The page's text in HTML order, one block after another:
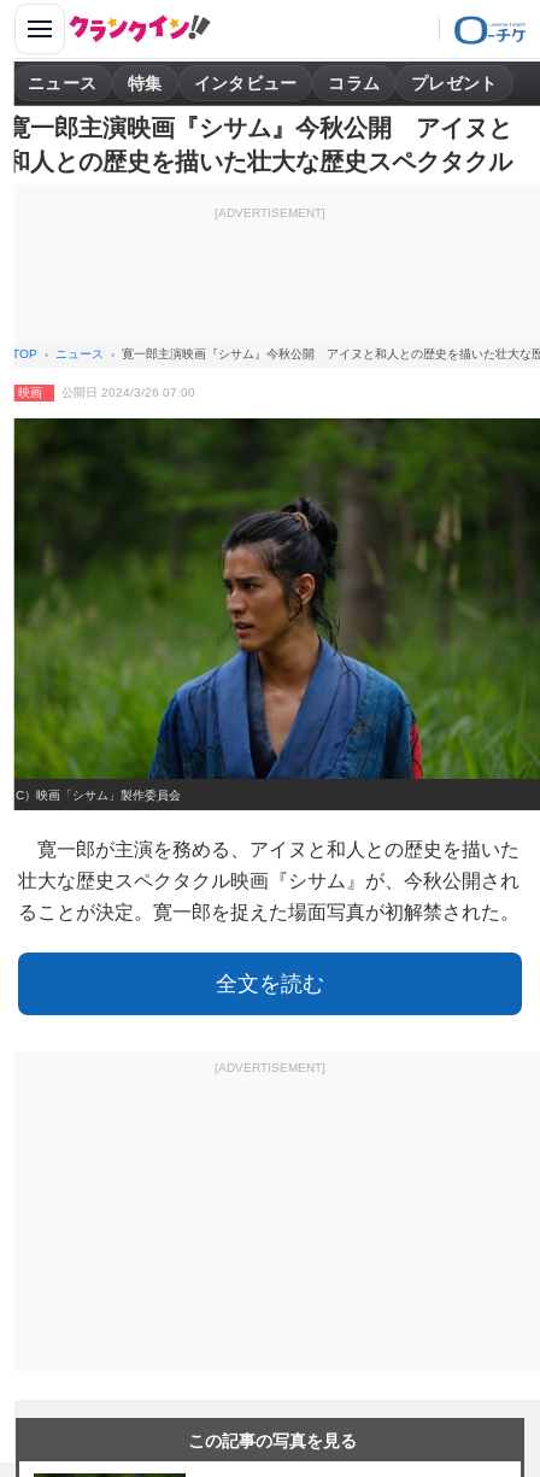
ニュース 特集 インタビュー コラム プレゼント
寛一郎主演映画『シサム』今秋公開 アイヌと
和人との歴史を描いた壮大な歴史スペクタクル
[ADVERTISEMENT]
TOP ニュース 寛一郎主演映画『シサム』今秋公開 アイヌと和人との歴史を描いた壮大な
映画 公開日 2024/3/26 07:00
（C）映画「シサム」製作委員会
寛一郎が主演を務める、アイヌと和人との歴史を描いた
壮大な歴史スペクタクル映画『シサム』が、今秋公開され
ることが決定。寛一郎を捉えた場面写真が初解禁された。
全文を読む
[ADVERTISEMENT]
この記事の写真を見る